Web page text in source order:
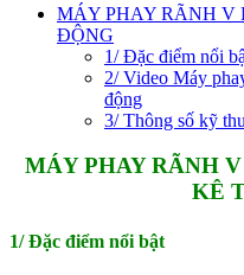
MÁY PHAY RÃNH V
ĐỘNG
1/ Đặc điểm nổi
2/ Video Máy
động
3/ Thông số kỹ
MÁY PHAY RÃNH
KÊ
1/ Đặc điểm nổi bật